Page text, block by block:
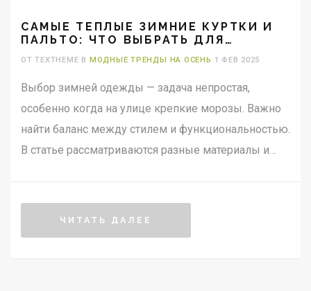
САМЫЕ ТЕПЛЫЕ ЗИМНИЕ КУРТКИ И
ПАЛЬТО: ЧТО ВЫБРАТЬ ДЛЯ
ОТ TEXTHEME В МОДНЫЕ ТРЕНДЫ НА ОСЕНЬ 1 ФЕВ 2025
Выбор зимней одежды — задача непростая,
особенно когда на улице крепкие морозы. Важно
найти баланс между стилем и функциональностью.
В статье рассматриваются разные материалы и
ЧИТАТЬ ДАЛЕЕ